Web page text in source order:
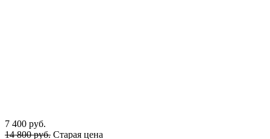
7 400 руб.
14 800 руб. Старая цена